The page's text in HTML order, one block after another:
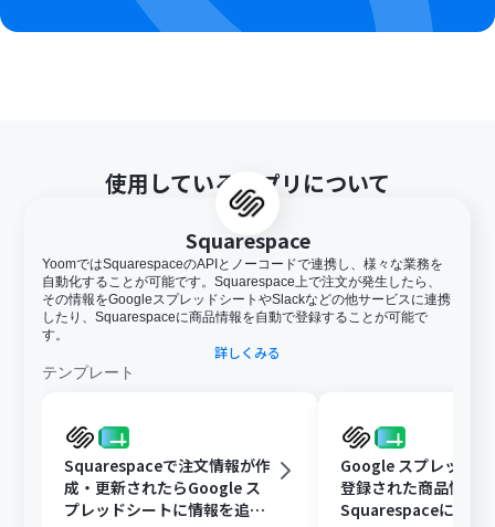
使用しているアプリについて
Squarespace
YoomではSquarespaceのAPIとノーコードで連携し、様々な業務を
自動化することが可能です。Squarespace上で注文が発生したら、
その情報をGoogleスプレッドシートやSlackなどの他サービスに連携
したり、Squarespaceに商品情報を自動で登録することが可能で
す。
詳しくみる
テンプレート
Squarespaceで注文情報が作
成・更新されたらGoogle ス
プレッドシートに情報を追加
Google スプレッドシ
登録された商品情報を
Squarespaceに作成